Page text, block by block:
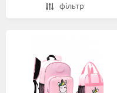
фільтр